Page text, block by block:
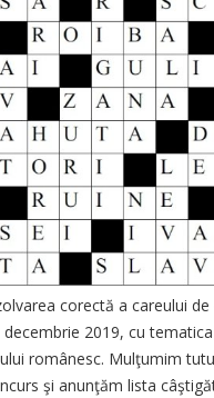
corectă a careului de
2019, cu
românesc. Mulţumim
şi anunţăm lista